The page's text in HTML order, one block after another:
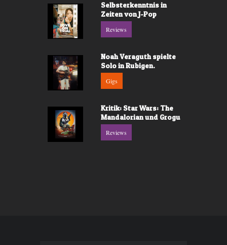
Selbsterkenntnis in
Zeiten von J-Pop
Reviews
Noah Veraguth spielte
Solo in Rubigen.
Gigs
Kritik: Star Wars: The
Mandalorian und Grogu
Reviews